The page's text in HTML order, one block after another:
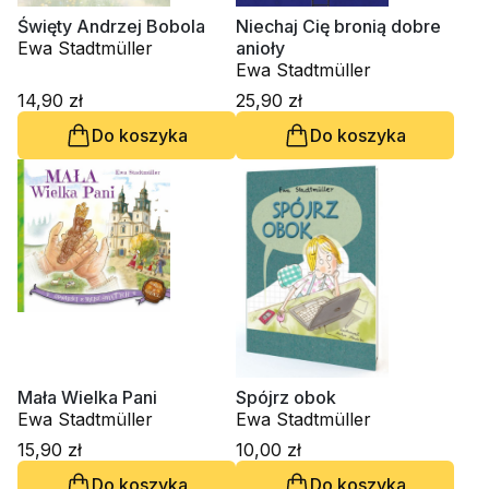
Święty Andrzej Bobola
Ewa Stadtmüller
14,90 zł
Do koszyka
Niechaj Cię bronią dobre
anioły
Ewa Stadtmüller
25,90 zł
Do koszyka
Mała Wielka Pani
Ewa Stadtmüller
15,90 zł
Do koszyka
Spójrz obok
Ewa Stadtmüller
10,00 zł
Do koszyka